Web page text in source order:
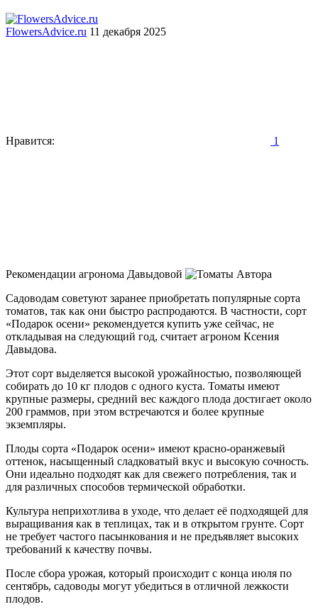
FlowersAdvice.ru 11 декабря 2025
Нравится: 1
Рекомендации агронома Давыдовой
Садоводам советуют заранее приобретать популярные сорта
томатов, так как они быстро распродаются. В частности, сорт
«Подарок осени» рекомендуется купить уже сейчас, не
откладывая на следующий год, считает агроном Ксения
Давыдова.
Этот сорт выделяется высокой урожайностью, позволяющей
собирать до 10 кг плодов с одного куста. Томаты имеют
крупные размеры, средний вес каждого плода достигает около
200 граммов, при этом встречаются и более крупные
экземпляры.
Плоды сорта «Подарок осени» имеют красно-оранжевый
оттенок, насыщенный сладковатый вкус и высокую сочность.
Они идеально подходят как для свежего потребления, так и
для различных способов термической обработки.
Культура неприхотлива в уходе, что делает её подходящей для
выращивания как в теплицах, так и в открытом грунте. Сорт
не требует частого пасынкования и не предъявляет высоких
требований к качеству почвы.
После сбора урожая, который происходит с конца июля по
сентябрь, садоводы могут убедиться в отличной лежкости
плодов.